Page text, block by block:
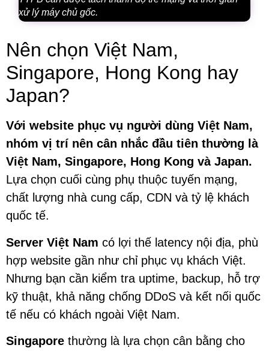
xử lý máy chủ gốc.
Nên chọn Việt Nam,
Singapore, Hong Kong hay
Japan?
Với website phục vụ người dùng Việt Nam,
nhóm vị trí nên cân nhắc đầu tiên thường là
Việt Nam, Singapore, Hong Kong và Japan.
Lựa chọn cuối cùng phụ thuộc tuyến mạng,
chất lượng nhà cung cấp, CDN và tỷ lệ khách
quốc tế.
Server Việt Nam có lợi thế latency nội địa, phù
hợp website gần như chỉ phục vụ khách Việt.
Nhưng bạn cần kiểm tra uptime, backup, hỗ trợ
kỹ thuật, khả năng chống DDoS và kết nối quốc
tế nếu có khách ngoài Việt Nam.
Singapore thường là lựa chọn cân bằng cho